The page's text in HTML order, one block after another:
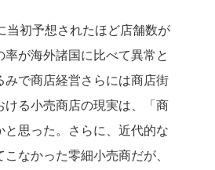
初予想されたほど店舗数が
が海外諸国に比べて異常と
で商店経営さらには商店街
る小売商店の現実は、「商
思った。さらに、近代的な
なかった零細小売商だが、